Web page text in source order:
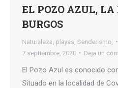
EL POZO AZUL, LA
BURGOS
Naturaleza playas Senderismo,
7 septiembre, 2020
Deja un
El Pozo Azul es conocido
Situado en la localidad de